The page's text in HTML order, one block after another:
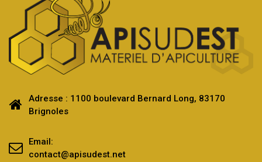
Adresse : 1100 boulevard Bernard Long, 83170
Brignoles
Email:
contact@apisudest.net